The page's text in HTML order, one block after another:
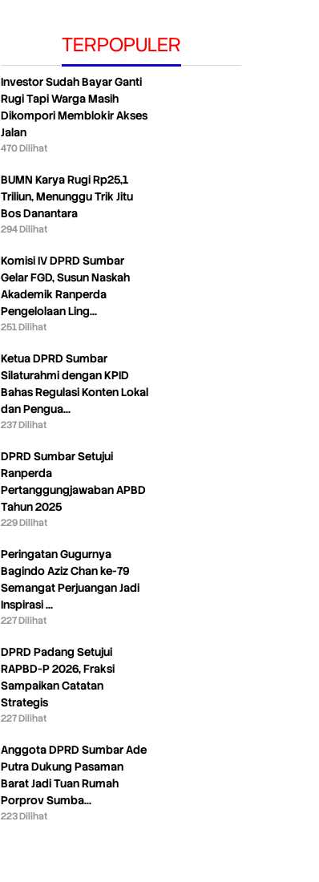
TERPOPULER
Investor Sudah Bayar Ganti
Rugi Tapi Warga Masih
Dikompori Memblokir Akses
Jalan
470 Dilihat
BUMN Karya Rugi Rp25,1
Triliun, Menunggu Trik Jitu
Bos Danantara
294 Dilihat
Komisi IV DPRD Sumbar
Gelar FGD, Susun Naskah
Akademik Ranperda
Pengelolaan Ling…
251 Dilihat
Ketua DPRD Sumbar
Silaturahmi dengan KPID
Bahas Regulasi Konten Lokal
dan Pengua…
237 Dilihat
DPRD Sumbar Setujui
Ranperda
Pertanggungjawaban APBD
Tahun 2025
229 Dilihat
Peringatan Gugurnya
Bagindo Aziz Chan ke-79
Semangat Perjuangan Jadi
Inspirasi …
227 Dilihat
DPRD Padang Setujui
RAPBD-P 2026, Fraksi
Sampaikan Catatan
Strategis
227 Dilihat
Anggota DPRD Sumbar Ade
Putra Dukung Pasaman
Barat Jadi Tuan Rumah
Porprov Sumba…
223 Dilihat